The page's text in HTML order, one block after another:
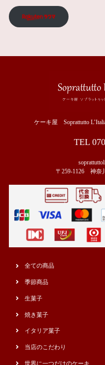
ケーキ屋 Soprattutto
TEL
〒259-1126 神奈
全ての商品
季節商品
生菓子
焼き菓子
イタリア菓子
当店のこだわり
世界に一つだけのケーキ